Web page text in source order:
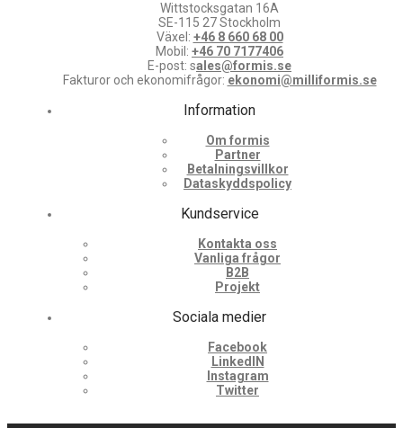
Wittstocksgatan 16A
SE-115 27 Stockholm
Växel: +46 8 660 68 00
Mobil: +46 70 7177406
E-post: sales@formis.se
Fakturor och ekonomifrågor: ekonomi@milliformis.se
Information
Om formis
Partner
Betalningsvillkor
Dataskyddspolicy
Kundservice
Kontakta oss
Vanliga frågor
B2B
Projekt
Sociala medier
Facebook
LinkedIN
Instagram
Twitter